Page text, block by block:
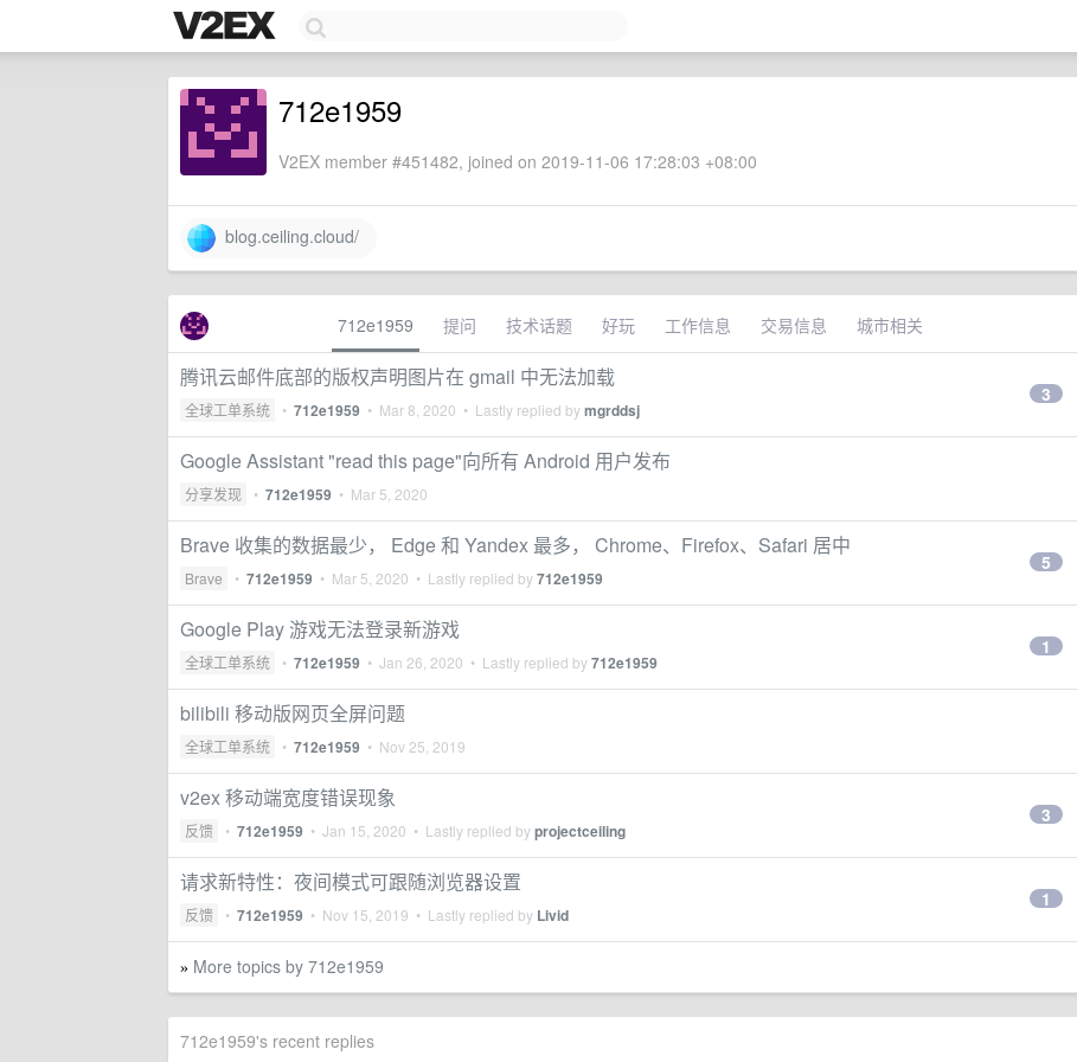
712e1959
V2EX member #451482, joined on 2019-11-06 17:28:03 +08:00
blog.ceiling.cloud/
712e1959 提问 技术话题 好玩 工作信息 交易信息 城市相关
腾讯云邮件底部的版权声明图片在 gmail 中无法加载
全球工单系统 • 712e1959 • Mar 8, 2020 • Lastly replied bymgrddsj
3
Google Assistant "read this page"向所有 Android 用户发布
分享发现 • 712e1959 • Mar 5, 2020
Brave 收集的数据最少， Edge 和 Yandex 最多， Chrome、Firefox、Safari 居中
Brave • 712e1959 • Mar 5, 2020 • Lastly replied by712e1959
5
Google Play 游戏无法登录新游戏
全球工单系统 • 712e1959 • Jan 26, 2020 • Lastly replied by712e1959
1
bilibili 移动版网页全屏问题
全球工单系统 • 712e1959 • Nov 25, 2019
v2ex 移动端宽度错误现象
反馈 • 712e1959 • Jan 15, 2020 • Lastly replied byprojectceiling
3
请求新特性：夜间模式可跟随浏览器设置
反馈 • 712e1959 • Nov 15, 2019 • Lastly replied by Livid
1
» More topics by 712e1959
712e1959's recent replies